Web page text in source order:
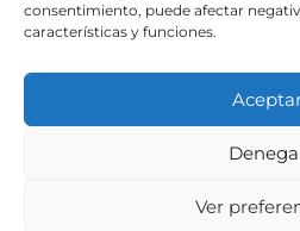
consentimiento, puede afectar
características y funciones.
Ver
Condiciones